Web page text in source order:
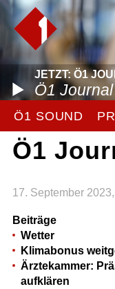
JETZT: Ö1
Ö1
Ö1 SOUND
Ö1
17. September
Beiträge
Wetter
Klimabonus
Ärztekammer:
aufklären